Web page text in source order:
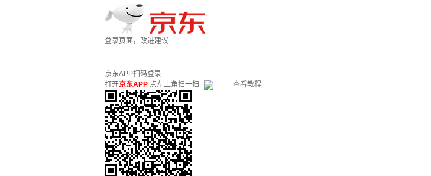
登录页面，改进建议
京东APP扫码登录
打开京东APP 点左上角扫一扫 查看教程